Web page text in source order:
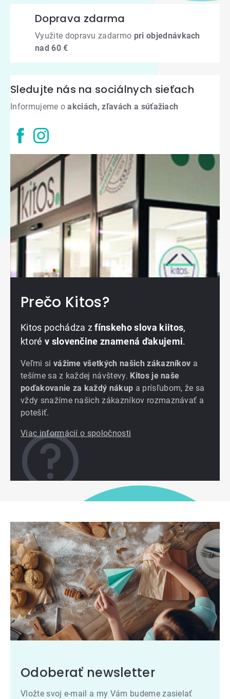
Doprava zdarma
Využite dopravu zadarmo pri objednávkach
nad 60 €
Sledujte nás na sociálnych sieťach
Informujeme oakciách, zľavách a súťažiach
Prečo Kitos?
Kitos pochádza zfínskeho slova kiitos,
ktoré v slovenčine znamená ďakujemi.
Veľmi si vážime všetkých našich zákazníkov a
tešíme sa z každej návštevy. Kitos je naše
poďakovanie za každý nákup a prísľubom, že sa
vždy snažíme našich zákazníkov rozmaznávať a
potešiť.
Viac informácií o spoločnosti
Odoberať newsletter
Vložte svoj e-mail a my Vám budeme zasielať